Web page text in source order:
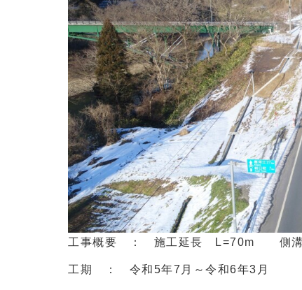
工事概要 ： 施工延長 L=70m 側
工期 ： 令和5年7月～令和6年3月